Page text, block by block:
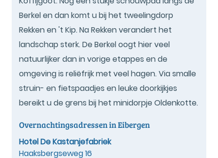
Berkel en dan komt u bij het tweelingdorp
Rekken en 't Kip. Na Rekken verandert het
landschap sterk. De Berkel oogt hier veel
natuurlijker dan in vorige etappes en de
omgeving is reliëfrijk met veel hagen. Via smalle
struin- en fietspaadjes en leuke doorkijkjes
bereikt u de grens bij het minidorpje Oldenkotte.
Overnachtingsadressen in Eibergen
Hotel De Kastanjefabriek
Haaksbergseweg 16